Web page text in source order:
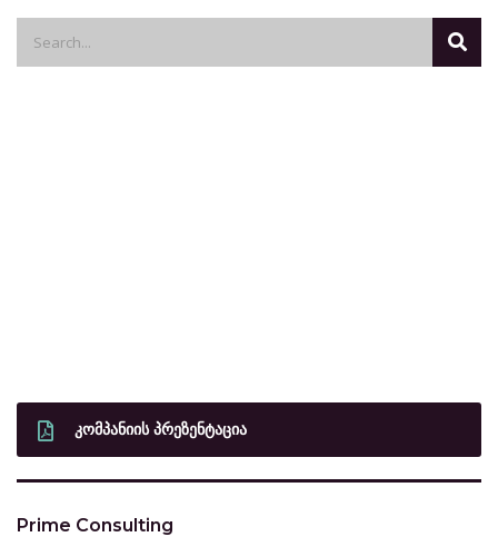
ᲙᲝᲛᲞᲐᲜᲘᲘᲡ ᲞᲠᲔᲖᲔᲜᲢᲐᲪᲘᲐ
Prime Consulting